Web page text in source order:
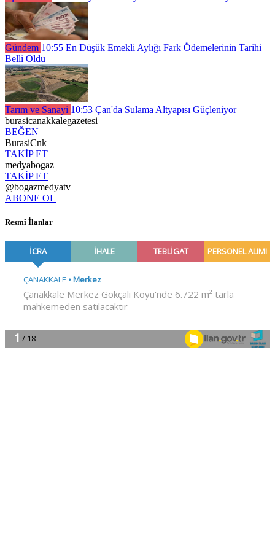
Gündem 10:55 En Düşük Emekli Aylığı Fark Ödemelerinin Tarihi
Belli Oldu
Tarım ve Sanayi 10:53 Çan'da Sulama Altyapısı Güçleniyor
burasicanakkalegazetesi
BEĞEN
BurasiCnk
TAKİP ET
medyabogaz
TAKİP ET
@bogazmedyatv
ABONE OL
Resmî İlanlar